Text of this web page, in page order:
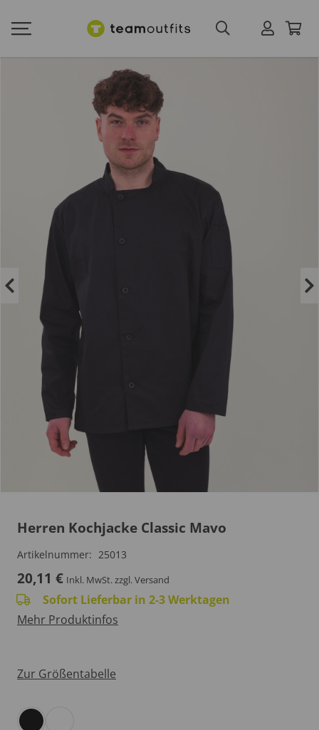
Herren Kochjacke Classic Mavo
Artikelnummer: 25013
20,11 € Inkl. MwSt.zzgl. Versand
Sofort Lieferbar in 2-3 Werktagen
Mehr Produktinfos
Zur Größentabelle